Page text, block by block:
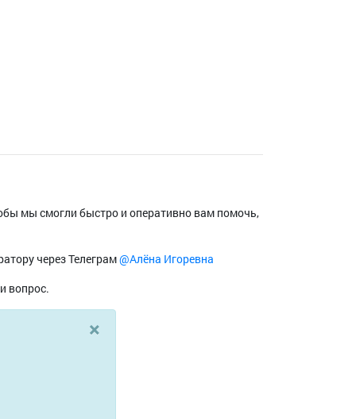
мы смогли быстро и оперативно вам помочь,
через Телеграм@Алёна Игоревна
вопрос.
×